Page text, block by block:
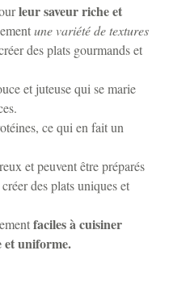
leur saveur riche et
une variété de textures
des plats gourmands et
et juteuse qui se marie
ce qui en fait un
et peuvent être préparés
des plats uniques et
faciles à cuisiner
et uniforme.